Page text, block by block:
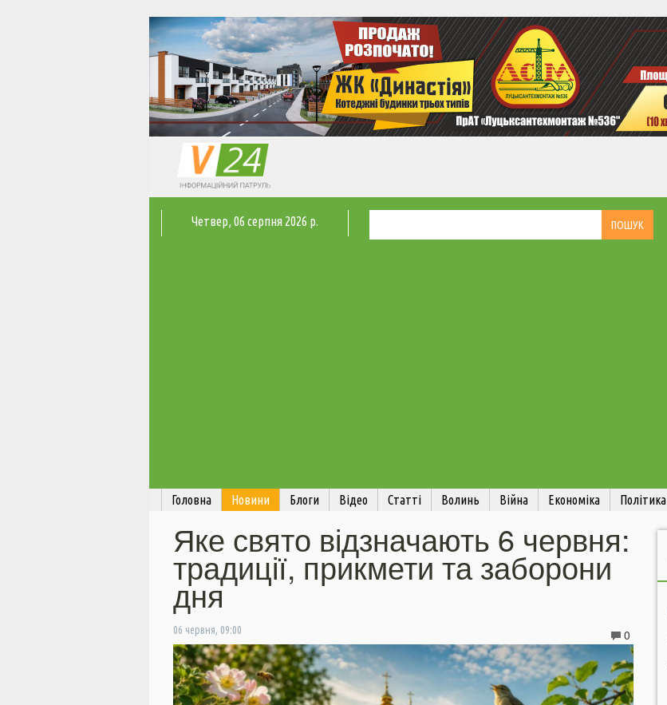
Четвер, 06 серпня 2026 р.
Головна Новини Блоги Відео Статті Волинь Війна Економіка Політика
Яке свято відзначають 6 червня:
традиції, прикмети та заборони
дня
06 червня, 09:00 0